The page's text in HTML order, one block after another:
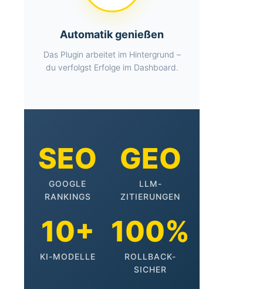
Tabellen (Logs,
Performance)
Performance
Multilinguale
Automatik genießen
Das Plugin arbeitet im Hintergrund –
du verfolgst Erfolge im Dashboard.
SEO
GOOGLE
RANKINGS
GEO
LLM-
ZITIERUNGEN
10+
KI-MODELLE
100%
ROLLBACK-
SICHER